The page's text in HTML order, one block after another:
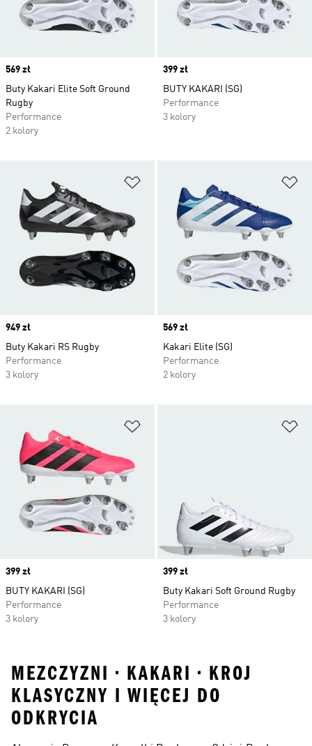
Price
569 zł
Buty Kakari Elite Soft Ground
Rugby
Performance
2 kolory
Price
399 zł
BUTY KAKARI (SG)
Performance
3 kolory
Price
949 zł
Buty Kakari RS Rugby
Performance
3 kolory
Price
569 zł
Kakari Elite (SG)
Performance
2 kolory
Price
399 zł
BUTY KAKARI (SG)
Performance
3 kolory
Price
399 zł
Buty Kakari Soft Ground Rugby
Performance
3 kolory
MEZCZYZNI • KAKARI • KROJ
KLASYCZNY I WIĘCEJ DO
ODKRYCIA